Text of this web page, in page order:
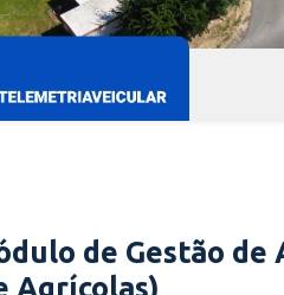
de Gestão de
Agrícolas)